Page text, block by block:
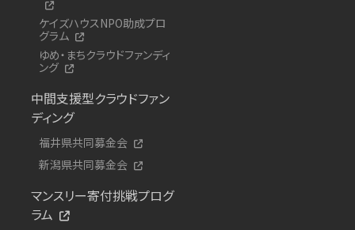
ケイズハウスNPO助成プロ
グラム
ゆめ・まちクラウドファンディ
ング
中間支援型クラウドファン
ディング
福井県共同募金会
新潟県共同募金会
マンスリー寄付挑戦プログ
ラム